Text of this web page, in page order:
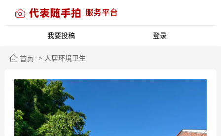
我要投稿 登录
首页 > 人居环境卫生